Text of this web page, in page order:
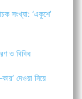
সংখ্যা: ‘একুশে’
ও বিবিধ
দেওয়া নিয়ে